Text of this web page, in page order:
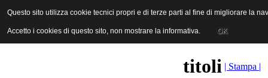
ANICA | Associazione Nazionale Industrie Cinematografiche
titoli | Stampa |
Questo sito utilizza cookie tecnici propri e di terze parti al fine di migliorare la
Accetto i cookies di questo sito, non mostrare la informativa. OK
Questo sito utilizza cookie tecnici propri e di terze parti al fine di migliorare la
Accetto i cookies di questo sito, non mostrare la informativa. OK